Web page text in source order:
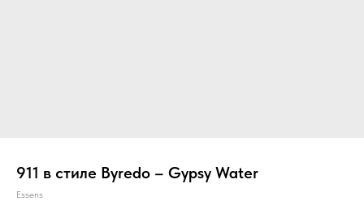
911 в стиле Byredo – Gypsy Water
Essens